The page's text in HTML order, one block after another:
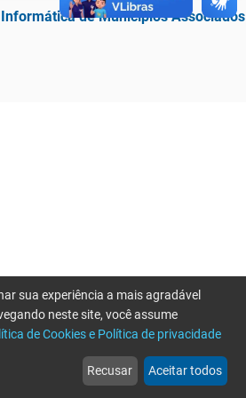
de Municípios Associados
web
Notícias
more_horiz
Mais
sua experiência a mais agradável
neste site, você assume
de Cookies e Política de privacidade
Recusar Aceitar todos
por favor tente novamente